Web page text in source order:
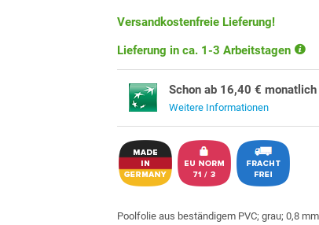
Versandkostenfreie Lieferung!
Lieferung in ca. 1-3 Arbeitstagen
Schon ab 16,40 € monatlich
Weitere Informationen
Poolfolie aus beständigem PVC; grau; 0,8